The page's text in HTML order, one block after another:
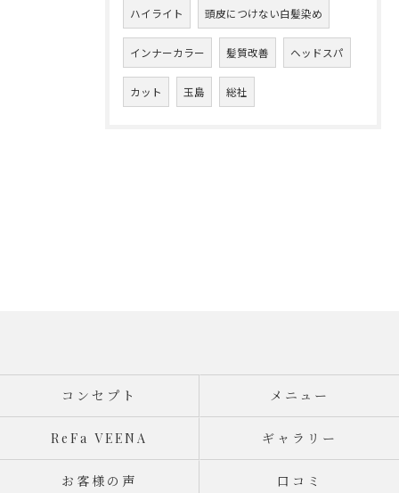
ハイライト 頭皮につけない白髪染め
インナーカラー 髪質改善 ヘッドスパ
カット 玉島 総社
コンセプト メニュー
ReFa VEENA ギャラリー
お客様の声 口コミ